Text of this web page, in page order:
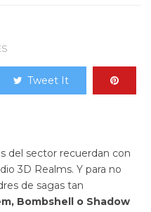
Tweet It
del sector recuerdan con
3D Realms. Y para no
de sagas tan
Bombshell o Shadow